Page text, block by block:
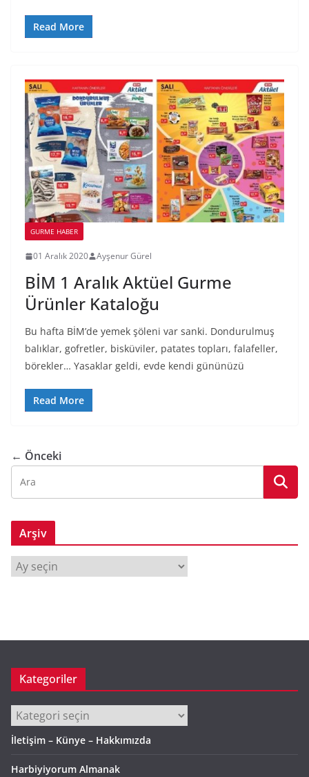
Read More
GURME HABER
01 Aralık 2020 Ayşenur Gürel
BİM 1 Aralık Aktüel Gurme
Ürünler Kataloğu
Bu hafta BİM’de yemek şöleni var sanki. Dondurulmuş
balıklar, gofretler, bisküviler, patates topları, falafeller,
börekler… Yasaklar geldi, evde kendi gününüzü
Read More
← Önceki
Arşiv
r
Kategoriler
Kategoriler
İletişim – Künye – Hakkımızda
Harbiyiyorum Almanak